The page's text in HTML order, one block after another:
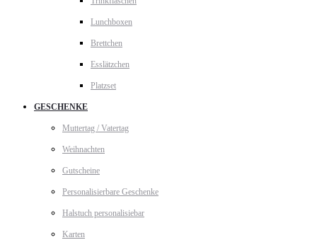
Lunchboxen
Brettchen
Esslätzchen
Platzset
GESCHENKE
Muttertag / Vatertag
Weihnachten
Gutscheine
Personalisierbare Geschenke
Halstuch personalisiebar
Karten